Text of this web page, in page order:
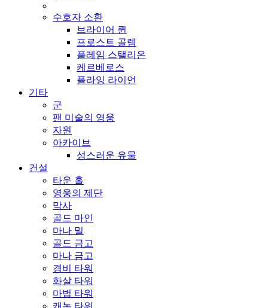
수호자 소환
브라이어 퀸
프로스트 골렘
플레임 스탤리온
케르베로스
플라잉 라이언
기타
군
팬 미술의 영웅
자원
아카이브
성스러운 유물
건설
타운 홀
영웅의 제단
막사
골드 마인
마나 밀
골드 금고
마나 금고
경비 타워
화살 타워
마법 타워